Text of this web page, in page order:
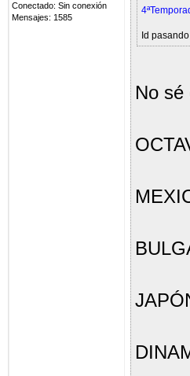
Conectado: Sin conexión
Mensajes: 1585
Id
No sé